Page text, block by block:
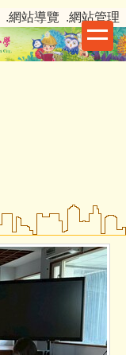
.網站導覽 .網站管理